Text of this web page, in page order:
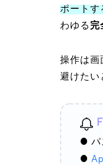
ポートす
わゆる 完
操作は画
避けたい
● パ
●